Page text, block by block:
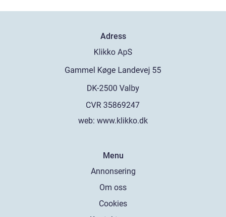
Adress
web: www.klikko.dk
Menu
Annonsering
Om oss
Cookies